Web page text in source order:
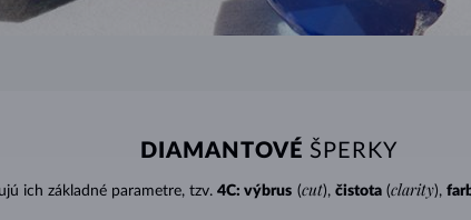
DIAMANTOVÉ ŠPERKY
ich základné parametre, tzv. 4C: výbrus (cut), čistota (clarity),